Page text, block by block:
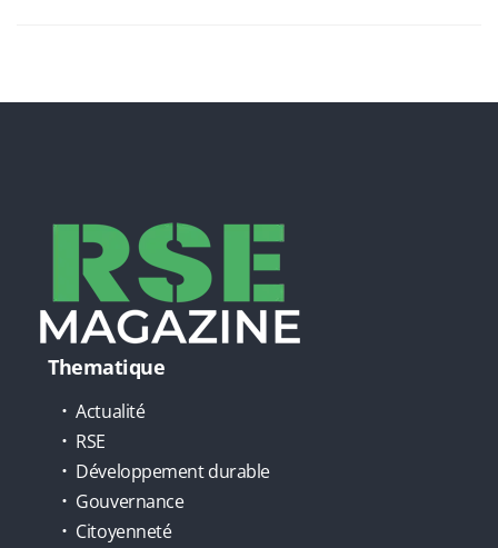
Thematique
Actualité
RSE
Développement durable
Gouvernance
Citoyenneté